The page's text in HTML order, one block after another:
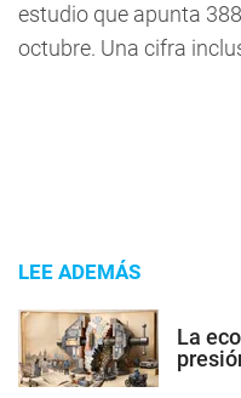
estudio que apunta
octubre. Una cifra
LEE ADEMÁS
La